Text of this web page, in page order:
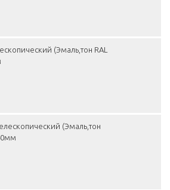
(Эмаль,тон RAL
(Эмаль,тон